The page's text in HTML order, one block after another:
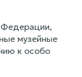
Федерации,
музейные
к особо